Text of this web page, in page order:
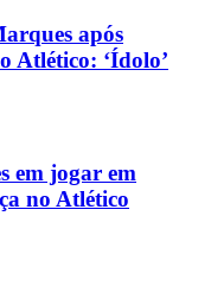
após
Atlético: ‘Ídolo’
em jogar em
no Atlético